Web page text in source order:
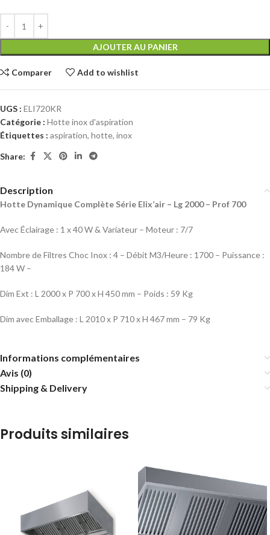
AJOUTER AU PANIER
Comparer Add to wishlist
UGS : ELI720KR
Catégorie : Hotte inox d'aspiration
Étiquettes : aspiration, hotte, inox
Share:
Description
Hotte Dynamique Complète Série Elix’air – Lg 2000 – Prof 700
Avec Éclairage : 1 x 40 W & Variateur – Moteur : 7/7
Nombre de Filtres Choc Inox : 4 – Débit M3/Heure : 1700 – Puissance :
184 W –
Dim Ext : L 2000 x P 700 x H 450 mm – Poids : 59 Kg
Dim avec Emballage : L 2010 x P 710 x H 467 mm – 79 Kg
Informations complémentaires
Avis (0)
Shipping & Delivery
Produits similaires